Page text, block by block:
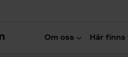
Om oss Här finns